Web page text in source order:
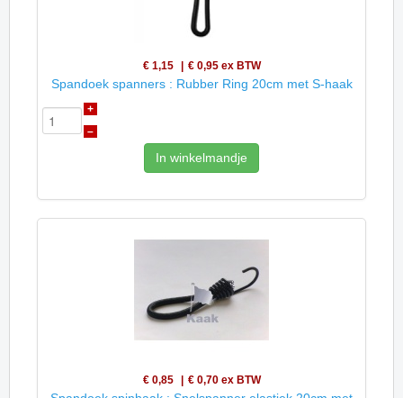
€ 1,15 € 0,95 ex BTW
Spandoek spanners : Rubber Ring 20cm met S-haak
+
–
In winkelmandje
€ 0,85 € 0,70 ex BTW